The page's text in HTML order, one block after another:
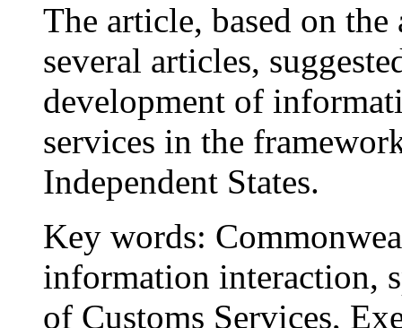
The article, based on
several articles,
development of
services in the
Independent States.
Key words:
information interaction,
of Customs Services,